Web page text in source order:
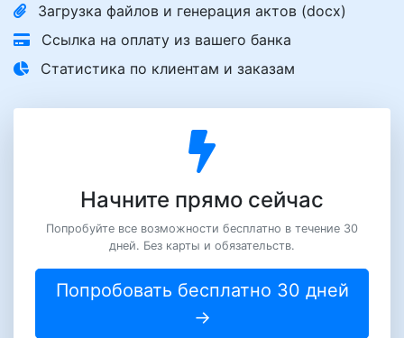
Загрузка файлов и генерация актов (docx)
Ссылка на оплату из вашего банка
Статистика по клиентам и заказам
Начните прямо сейчас
Попробуйте все возможности бесплатно в течение 30
дней. Без карты и обязательств.
Попробовать бесплатно 30 дней
→